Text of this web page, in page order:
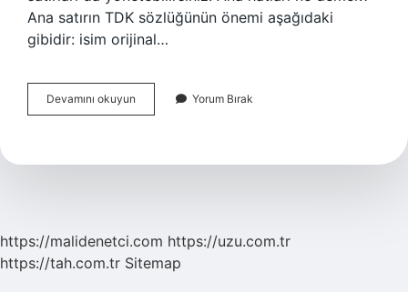
Ana satırın TDK sözlüğünün önemi aşağıdaki
gibidir: isim orijinal…
Devamını okuyun
Iletişim
Yorum Bırak
https://malidenetci.com https://uzu.com.tr
https://tah.com.tr Sitemap